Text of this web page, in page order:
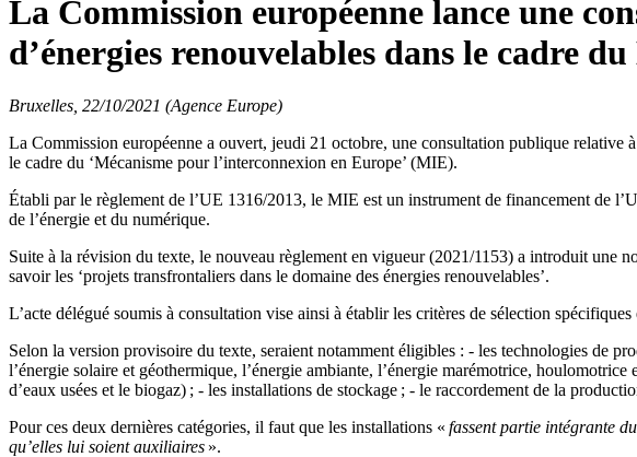
La Commission européenne lance une
d’énergies renouvelables dans le cadre
Bruxelles, 22/10/2021 (Agence Europe)
La Commission européenne a ouvert, jeudi 21 octobre, une consultation publique relative
le cadre du ‘Mécanisme pour l’interconnexion en Europe’ (MIE).
Établi par le règlement de l’UE 1316/2013, le MIE est un instrument de financement de
de l’énergie et du numérique.
Suite à la révision du texte, le nouveau règlement en vigueur (2021/1153) a introduit une
savoir les ‘projets transfrontaliers dans le domaine des énergies renouvelables’.
L’acte délégué soumis à consultation vise ainsi à établir les critères de sélection
Selon la version provisoire du texte, seraient notamment éligibles : - les technologies de
l’énergie solaire et géothermique, l’énergie ambiante, l’énergie marémotrice,
d’eaux usées et le biogaz) ; - les installations de stockage ; - le raccordement de la
Pour ces deux dernières catégories, il faut que les installations « fassent partie intégrante
qu’elles lui soient auxiliaires ».